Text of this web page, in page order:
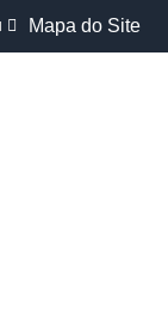
Mapa do Site